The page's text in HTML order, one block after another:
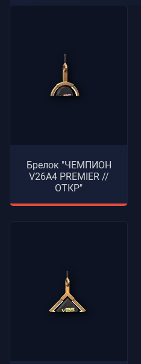
Брелок "ЧЕМПИОН
V26A4 PREMIER //
ОТКР"